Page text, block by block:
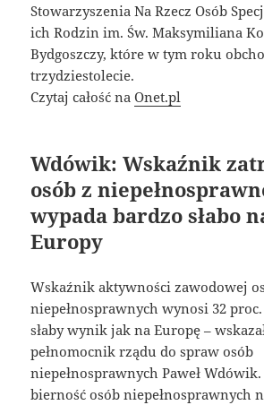
Stowarzyszenia Na Rzecz Osób
ich Rodzin im. Św. Maksymiliana
Bydgoszczy, które w tym roku
trzydziestolecie.
Czytaj całość naOnet.pl
Wdówik: Wskaźnik
osób z
wypada bardzo słabo
Europy
Wskaźnik aktywności zawodowej
niepełnosprawnych wynosi 32
słaby wynik jak na Europę –
pełnomocnik rządu do spraw osób
niepełnosprawnych Paweł Wdówik.
bierność osób niepełnosprawnych